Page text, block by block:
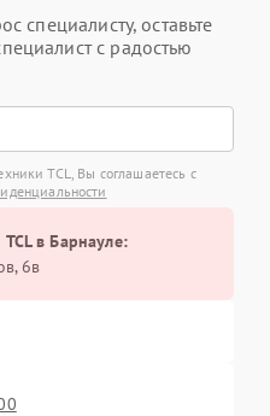
специалисту, оставьте
с радостью
TCL, Вы соглашаетесь с
в Барнауле:
6в